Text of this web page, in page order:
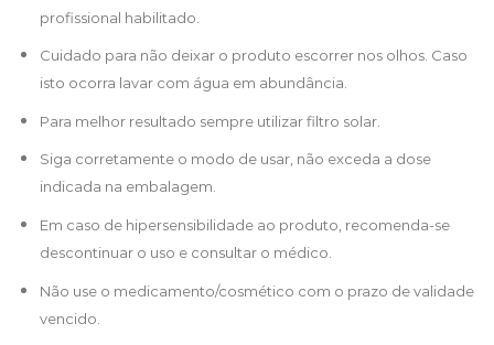
profissional habilitado.
Cuidado para não deixar o produto escorrer nos olhos. Caso
isto ocorra lavar com água em abundância.
Para melhor resultado sempre utilizar filtro solar.
Siga corretamente o modo de usar, não exceda a dose
indicada na embalagem.
Em caso de hipersensibilidade ao produto, recomenda-se
descontinuar o uso e consultar o médico.
Não use o medicamento/cosmético com o prazo de validade
vencido.